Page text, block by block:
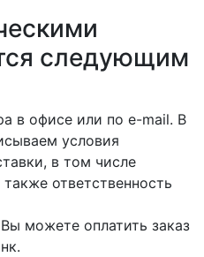
следующим
в офисе или по e-mail. В
условия
в том числе
ответственность
можете оплатить заказ